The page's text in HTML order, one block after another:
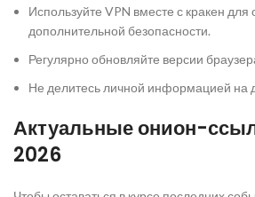
Используйте VPN вместе с кракен для
дополнительной безопасности.
Регулярно обновляйте версии
Не делитесь личной информацией на
Актуальные онион-
2026